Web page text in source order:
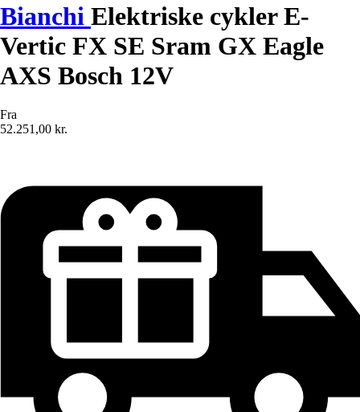
Bianchi Elektriske cykler E-
Vertic FX SE Sram GX Eagle
AXS Bosch 12V
Fra
52.251,00 kr.